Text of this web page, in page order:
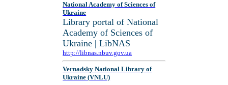
National Academy of Sciences of
Ukraine
Library portal of National
Academy of Sciences of
Ukraine | LibNAS
http://libnas.nbuv.gov.ua
Vernadsky National Library of
Ukraine (VNLU)